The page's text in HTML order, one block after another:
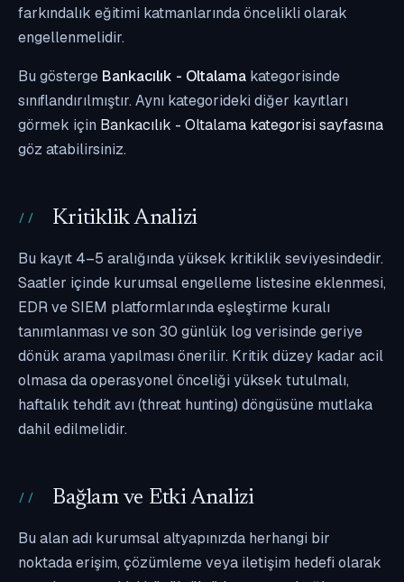
farkındalık eğitimi katmanlarında öncelikli olarak
engellenmelidir.
Bu gösterge Bankacılık - Oltalama kategorisinde
sınıflandırılmıştır. Aynı kategorideki diğer kayıtları
görmek için Bankacılık - Oltalama kategorisi sayfasına
göz atabilirsiniz.
Kritiklik Analizi
Bu kayıt 4–5 aralığında yüksek kritiklik seviyesindedir.
Saatler içinde kurumsal engelleme listesine eklenmesi,
EDR ve SIEM platformlarında eşleştirme kuralı
tanımlanması ve son 30 günlük log verisinde geriye
dönük arama yapılması önerilir. Kritik düzey kadar acil
olmasa da operasyonel önceliği yüksek tutulmalı,
haftalık tehdit avı (threat hunting) döngüsüne mutlaka
dahil edilmelidir.
Bağlam ve Etki Analizi
Bu alan adı kurumsal altyapınızda herhangi bir
noktada erişim, çözümleme veya iletişim hedefi olarak